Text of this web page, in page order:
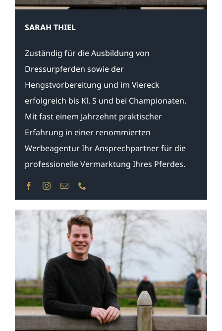
SARAH THIEL
Zuständig für die Ausbildung von
Dressurpferden sowie der
Hengstvorbereitung und im Viereck
erfolgreich bis Kl. S und bei Championaten.
Mit fast einem Jahrzehnt praktischer
Erfahrung in einer renommierten
Werbeagentur Ihr Ansprechpartner für die
professionelle Vermarktung Ihres Pferdes.